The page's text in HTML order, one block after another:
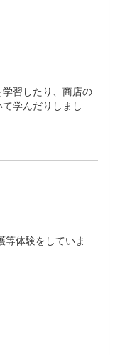
習したり、商店の
学んだりしまし
体験をしていま